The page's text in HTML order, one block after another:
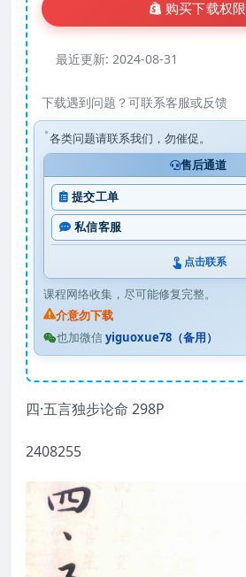
购买下载权限
最近更新: 2024-08-31
下载遇到问题？可联系客服或反馈
各类问题请联系我们，勿催促。
售后通道
提交工单
私信客服
点击联系
课程网络收集，尽可能修复完整。
介意勿下载
也加微信yiguoxue78（备用）
四·五言独步论命 298P
2408255